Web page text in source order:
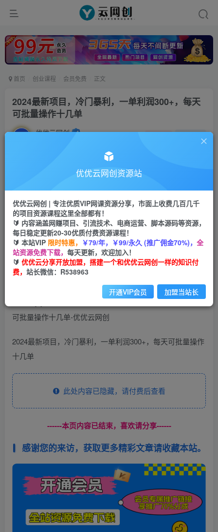
首页 创业课程 会员免费 正文
2024最新项目，冷门暴利，一单利润300+，每天
可批量操作十几单
优优云网创 私信
云币 9.9 云币99
会员免费
立即购买
您当前未登录！建议登陆后购买，可保存购买订单
2024最新项目，冷门暴利，一单利润300+，每天可批量操作
十几单
此处内容已隐藏，请付费后查看
------本页内容已结束，喜欢请分享------
感谢您的来访，获取更多精彩文章请收藏本站。
优优云网创资源站
优优云网创 | 专注优质VIP网课资源分享，市面上收费几百几千
的项目资源课程这里全部都有！
🔰 内容涵盖网赚项目、引流技术、电商运营、脚本源码等资源，
每日稳定更新20-30优质付费资源课程！
🔰 本站VIP 限时特惠， ￥79/年，￥99/永久 (推广佣金70%)， 全
站资源免费下载， 每天更新，欢迎加入！
🔰 优优云分享开放加盟，搭建一个和优优云网创一样的知识付
费， 站长微信：R538963
开通VIP会员 加盟当站长